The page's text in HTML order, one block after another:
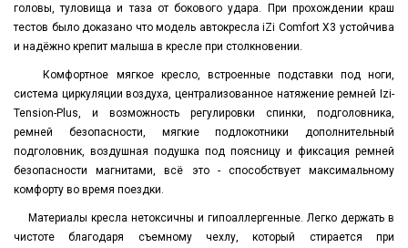
головы, туловища и таза от бокового удара. При прохождении краш
тестов было доказано что модель автокресла iZi Comfort X3 устойчива
и надёжно крепит малыша в кресле при столкновении.
Комфортное мягкое кресло, встроенные подставки под ноги,
система циркуляции воздуха, централизованное натяжение ремней Izi-
Tension-Plus, и возможность регулировки спинки, подголовника,
ремней безопасности, мягкие подлокотники дополнительный
подголовник, воздушная подушка под поясницу и фиксация ремней
безопасности магнитами, всё это - способствует максимальному
комфорту во время поездки.
Материалы кресла нетоксичны и гипоаллергенные. Легко держать в
чистоте благодаря съемному чехлу, который стирается при